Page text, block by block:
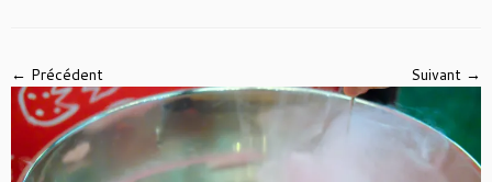
← Précédent Suivant →